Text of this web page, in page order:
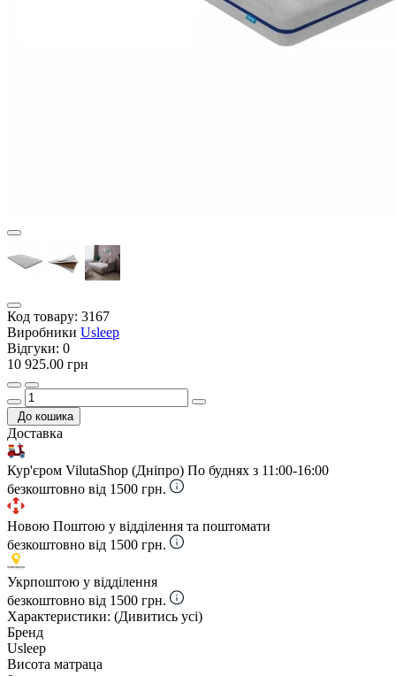
Код товару: 3167
Виробники Usleep
Відгуки: 0
10 925.00 грн
До кошика
Доставка
Кур'єром VilutaShop (Дніпро) По буднях з 11:00-16:00
безкоштовно від 1500 грн.
Новою Поштою у відділення та поштомати
безкоштовно від 1500 грн.
Укрпоштою у відділення
безкоштовно від 1500 грн.
Характеристики: (Дивитись усі)
Бренд
Usleep
Висота матраца